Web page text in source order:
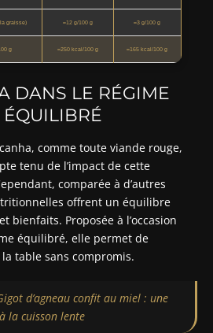
graisse) ≈12 g/100 g ≈3 g/100 g
g ≈250 kcal/100 g ≈165 kcal/100 g
DANS LE RÉGIME
comme toute viande rouge,
tenu de l’impact de cette
comparée à d’autres
offrent un équilibre
bienfaits. Proposée à l’occasion
équilibré, elle permet de
table sans compromis.
d’agneau confit au miel : une
la cuisson lente